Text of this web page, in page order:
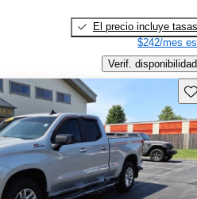
El precio incluye tasas
$242/mes
Verif. disponibilidad